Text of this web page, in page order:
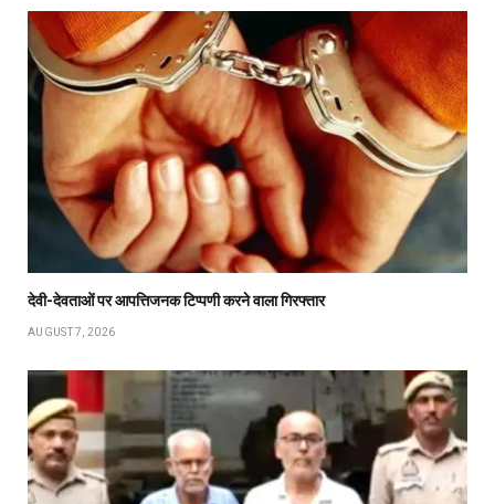
देवी-देवताओं पर आपत्तिजनक टिप्पणी करने वाला गिरफ्तार
AUGUST 7, 2026